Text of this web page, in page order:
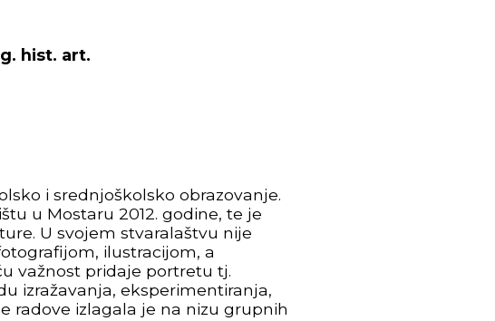
hist. art.
i srednjoškolsko obrazovanje.
u Mostaru 2012. godine, te je
U svojem stvaralaštvu nije
ilustracijom, a
važnost pridaje portretu tj.
izražavanja, eksperimentiranja,
radove izlagala je na nizu grupnih